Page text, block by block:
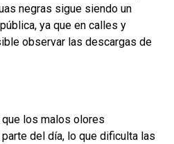
negras sigue siendo un
ya que en calles y
observar las descargas de
los malos olores
del día, lo que dificulta las